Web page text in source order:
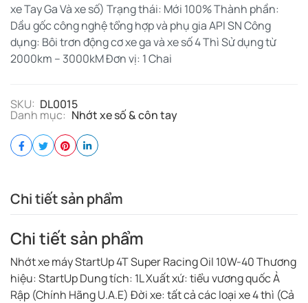
xe Tay Ga Và xe số) Trạng thái: Mới 100% Thành phần:
Dầu gốc công nghệ tổng hợp và phụ gia API SN Công
dụng: Bôi trơn động cơ xe ga và xe số 4 Thì Sử dụng từ
2000km – 3000kM Đơn vị: 1 Chai
SKU: DL0015
Danh mục: Nhớt xe số & côn tay
Chi tiết sản phẩm
Chi tiết sản phẩm
Nhớt xe máy StartUp 4T Super Racing Oil 10W-40 Thương
hiệu: StartUp Dung tích: 1L Xuất xứ: tiểu vương quốc Ả
Rập (Chính Hãng U.A.E) Đời xe: tất cả các loại xe 4 thì (Cả